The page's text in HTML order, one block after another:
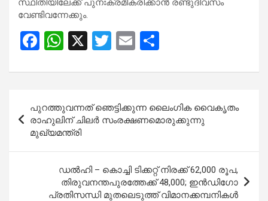
സ്ഥിതിയിലേക്ക് പുനഃക്രമീകരിക്കാൻ രണ്ടുദിവസം
വേണ്ടിവന്നേക്കും.
F
ce
o
o
k
W
at
A
p
p
X
T
tt
er
E
ail ar
navigation
പുറത്തുവന്നത് ഞെട്ടിക്കുന്ന ലൈംഗിക വൈകൃതം
രാഹുലിന് ചിലർ സംരക്ഷണമൊരുക്കുന്നു
മുഖ്യമന്ത്രി
ഡൽഹി – കൊച്ചി ടിക്കറ്റ് നിരക്ക് 62,000 രൂപ,
തിരുവനന്തപുരത്തേക്ക് 48,000; ഇൻഡിഗോ
പ്രതിസന്ധി മുതലെടുത്ത് വിമാനക്കമ്പനികൾ